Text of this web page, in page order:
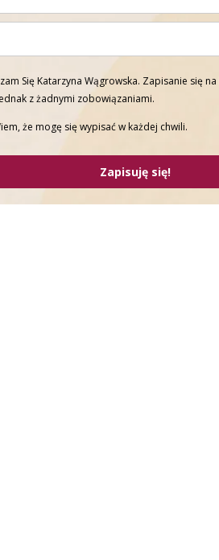
Się Katarzyna Wągrowska. Zapisanie się
z żadnymi zobowiązaniami.
że mogę się wypisać w każdej chwili.
Zapisuję się!